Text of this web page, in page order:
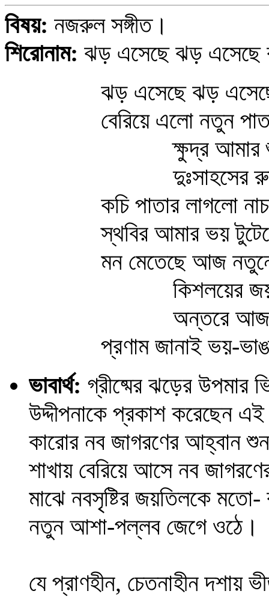
বিষয়: নজরুল সঙ্গীত।
শিরোনাম: ঝড় এসেছে ঝড় এসেছে
ঝড় এসেছে ঝড়
বেরিয়ে এলো নতুন
ক্ষুদ্র আমার
দুঃসাহসের
কচি পাতার লাগলো
স্থবির আমার ভয়
মন মেতেছে আজ
কিশলয়ের জয়-
অন্তরে আজ
প্রণাম জানাই ভয়-
ভাবার্থ: গ্রীষ্মের ঝড়ের উপমার
উদ্দীপনাকে প্রকাশ করেছেন
কারোর নব জাগরণের আহ্বান
শাখায় বেরিয়ে আসে নব
মাঝে নবসৃষ্টির জয়তিলকে মতো-
নতুন আশা-পল্লব জেগে ওঠে।
যে প্রাণহীন, চেতনাহীন দশায়